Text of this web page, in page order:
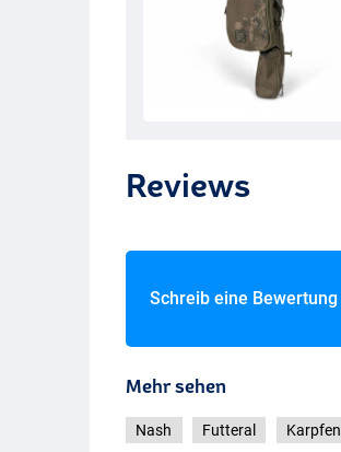
Reviews
Schreib eine
Mehr sehen
Nash Futteral